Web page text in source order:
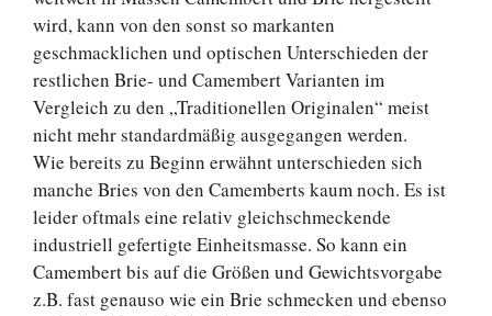
wird, kann von den sonst so markanten
geschmacklichen und optischen Unterschieden der
restlichen Brie- und Camembert Varianten im
Vergleich zu den „Traditionellen Originalen“ meist
nicht mehr standardmäßig ausgegangen werden.
Wie bereits zu Beginn erwähnt unterschieden sich
manche Bries von den Camemberts kaum noch. Es ist
leider oftmals eine relativ gleichschmeckende
industriell gefertigte Einheitsmasse. So kann ein
Camembert bis auf die Größen und Gewichtsvorgabe
z.B. fast genauso wie ein Brie schmecken und ebenso